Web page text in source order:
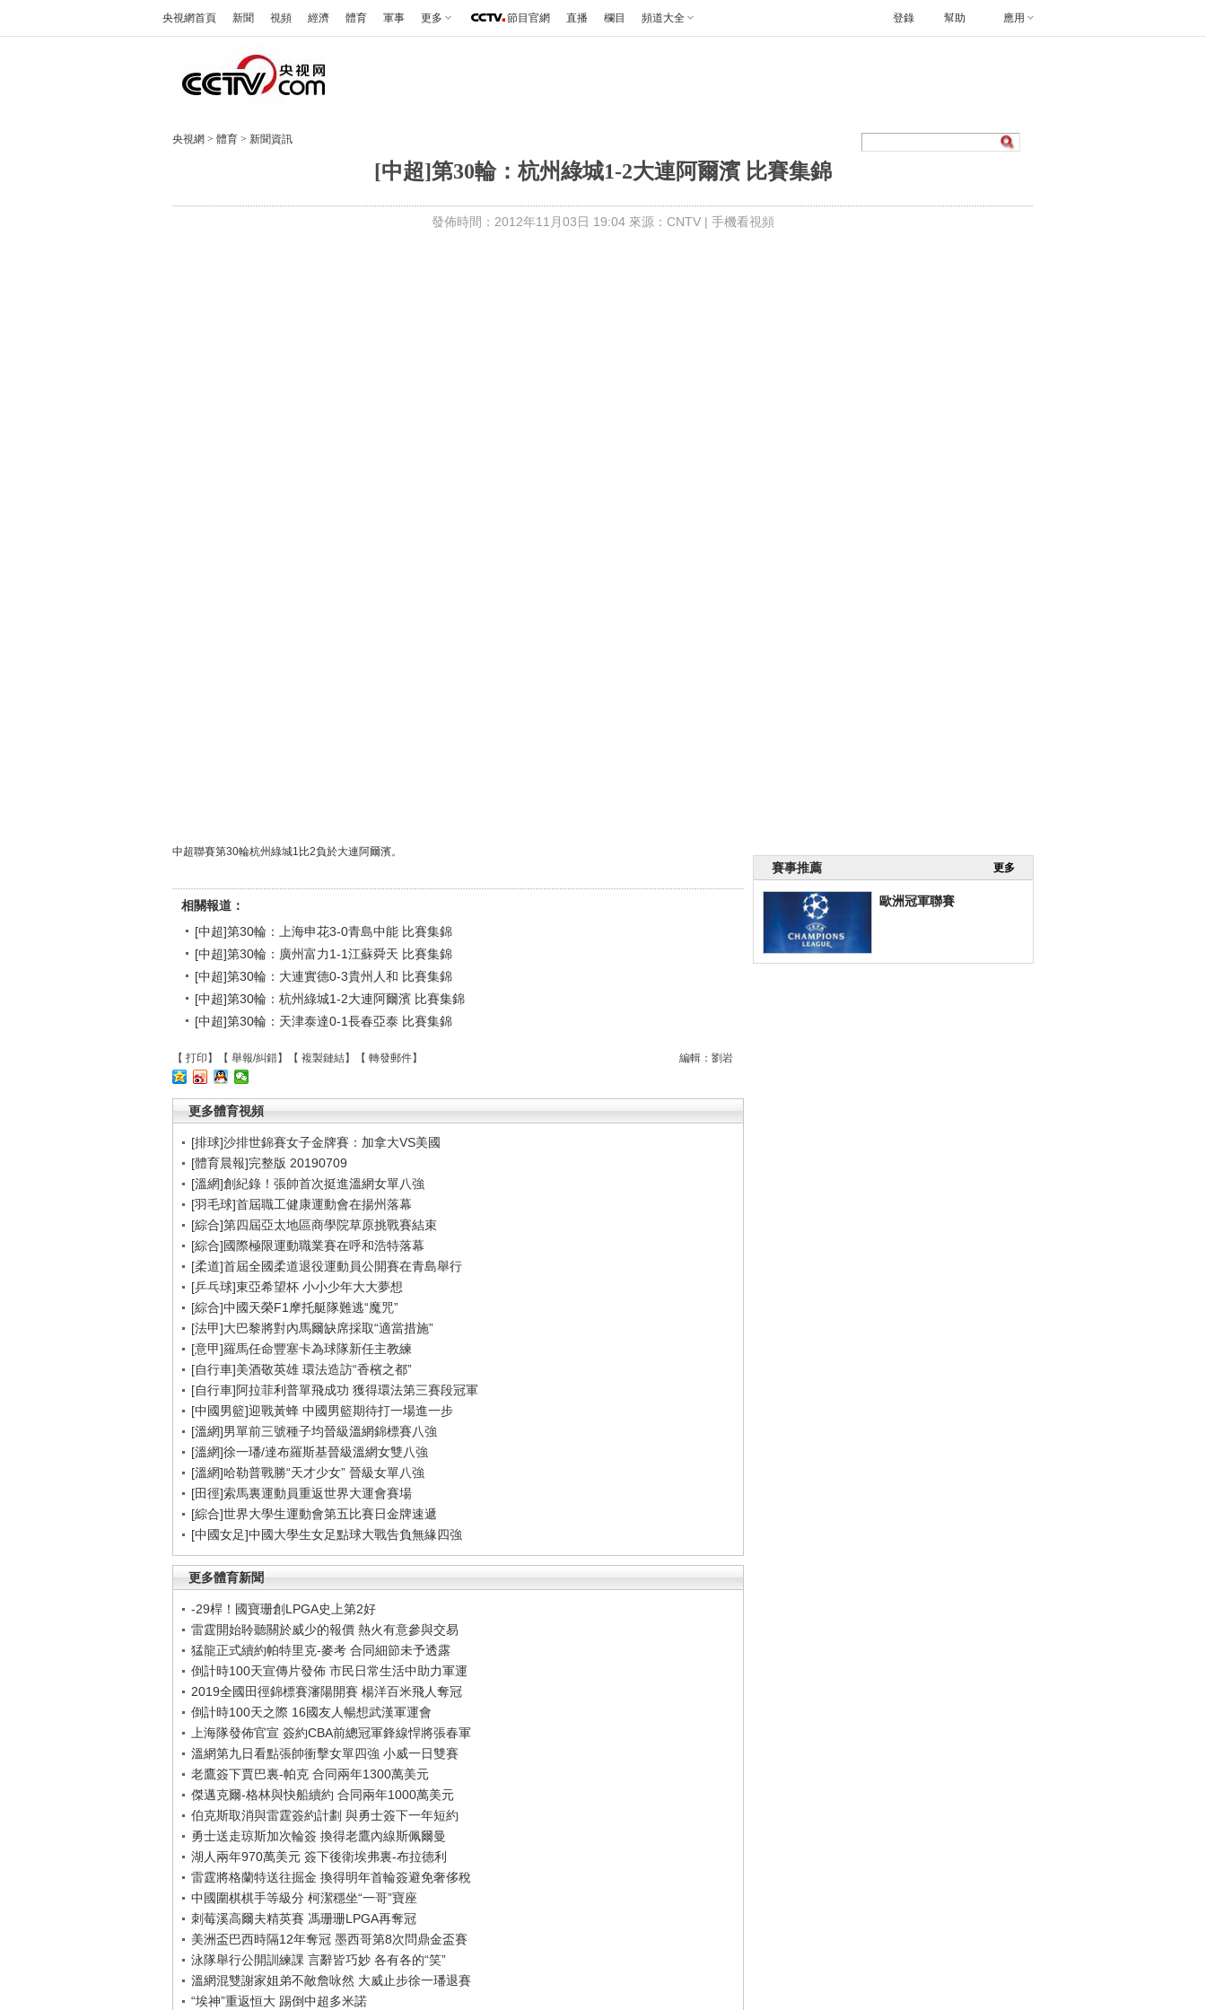
央視網首頁 新聞 視頻 經濟 體育 軍事 更多 節目官網 直播 欄目 頻道大全 幫助 應用
登錄
央視網 > 體育 > 新聞資訊
[中超]第30輪：杭州綠城1-2大連阿爾濱 比賽集錦
發佈時間：2012年11月03日 19:04 來源：CNTV | 手機看視頻
賽事推薦 更多
歐洲冠軍聯賽
中超聯賽第30輪杭州綠城1比2負於大連阿爾濱。
相關報道：
[中超]第30輪：上海申花3-0青島中能 比賽集錦
[中超]第30輪：廣州富力1-1江蘇舜天 比賽集錦
[中超]第30輪：大連實德0-3貴州人和 比賽集錦
[中超]第30輪：杭州綠城1-2大連阿爾濱 比賽集錦
[中超]第30輪：天津泰達0-1長春亞泰 比賽集錦
編輯：劉岩
【 打印 】【 舉報/糾錯】【 複製鏈結】【 轉發郵件】
更多體育視頻
[排球]沙排世錦賽女子金牌賽：加拿大VS美國
[體育晨報]完整版 20190709
[溫網]創紀錄！張帥首次挺進溫網女單八強
[羽毛球]首屆職工健康運動會在揚州落幕
[綜合]第四屆亞太地區商學院草原挑戰賽結束
[綜合]國際極限運動職業賽在呼和浩特落幕
[柔道]首屆全國柔道退役運動員公開賽在青島舉行
[乒乓球]東亞希望杯 小小少年大大夢想
[綜合]中國天榮F1摩托艇隊難逃“魔咒”
[法甲]大巴黎將對內馬爾缺席採取“適當措施”
[意甲]羅馬任命豐塞卡為球隊新任主教練
[自行車]美酒敬英雄 環法造訪“香檳之都”
[自行車]阿拉菲利普單飛成功 獲得環法第三賽段冠軍
[中國男籃]迎戰黃蜂 中國男籃期待打一場進一步
[溫網]男單前三號種子均晉級溫網錦標賽八強
[溫網]徐一璠/達布羅斯基晉級溫網女雙八強
[溫網]哈勒普戰勝“天才少女” 晉級女單八強
[田徑]索馬裏運動員重返世界大運會賽場
[綜合]世界大學生運動會第五比賽日金牌速遞
[中國女足]中國大學生女足點球大戰告負無緣四強
更多體育新聞
-29桿！國寶珊創LPGA史上第2好
雷霆開始聆聽關於威少的報價 熱火有意參與交易
猛龍正式續約帕特里克-麥考 合同細節未予透露
倒計時100天宣傳片發佈 市民日常生活中助力軍運
2019全國田徑錦標賽瀋陽開賽 楊洋百米飛人奪冠
倒計時100天之際 16國友人暢想武漢軍運會
上海隊發佈官宣 簽約CBA前總冠軍鋒線悍將張春軍
溫網第九日看點張帥衝擊女單四強 小威一日雙賽
老鷹簽下賈巴裏-帕克 合同兩年1300萬美元
傑邁克爾-格林與快船續約 合同兩年1000萬美元
伯克斯取消與雷霆簽約計劃 與勇士簽下一年短約
勇士送走琼斯加次輪簽 換得老鷹內線斯佩爾曼
湖人兩年970萬美元 簽下後衛埃弗裏-布拉德利
雷霆將格蘭特送往掘金 換得明年首輪簽避免奢侈稅
中國圍棋棋手等級分 柯潔穩坐“一哥”寶座
刺莓溪高爾夫精英賽 馮珊珊LPGA再奪冠
美洲盃巴西時隔12年奪冠 墨西哥第8次問鼎金盃賽
泳隊舉行公開訓練課 言辭皆巧妙 各有各的“笑”
溫網混雙謝家姐弟不敵詹咏然 大威止步徐一璠退賽
“埃神”重返恒大 踢倒中超多米諾